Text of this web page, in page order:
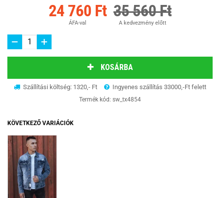
24 760 Ft
ÁFA-val
35 560 Ft
A kedvezmény előtt
KOSÁRBA
Szállítási költség: 1320,- Ft Ingyenes szállítás 33000,-Ft felett
Termék kód: sw_tx4854
KÖVETKEZŐ VARIÁCIÓK